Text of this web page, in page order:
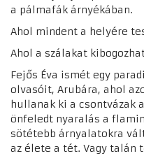
a pálmafák árnyékában.
Ahol mindent a helyére
Ahol a szálakat
Fejős Éva ismét egy
olvasóit, Arubára, ahol
hullanak ki a csontvázak
önfeledt nyaralás a
sötétebb árnyalatokra
az élete a tét. Vagy talán